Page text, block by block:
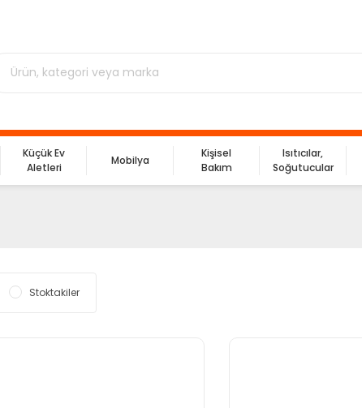
Küçük Ev
Aletleri
Mobilya
Kişisel
Bakım
Isıtıcılar,
Soğutucular
Stoktakiler